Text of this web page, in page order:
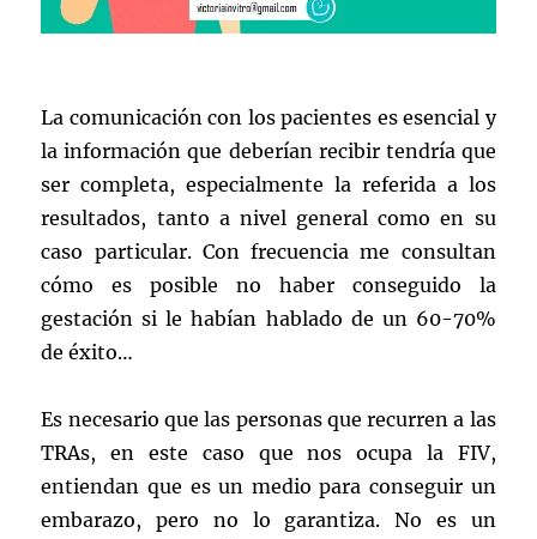
La comunicación con los pacientes es esencial y
la información que deberían recibir tendría que
ser completa, especialmente la referida a los
resultados, tanto a nivel general como en su
caso particular. Con frecuencia me consultan
cómo es posible no haber conseguido la
gestación si le habían hablado de un 60-70%
de éxito…
Es necesario que las personas que recurren a las
TRAs, en este caso que nos ocupa la FIV,
entiendan que es un medio para conseguir un
embarazo, pero no lo garantiza. No es un